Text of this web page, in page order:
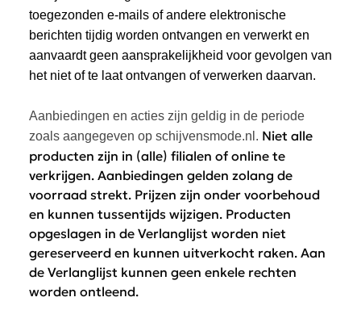
toegezonden e-mails of andere elektronische
berichten tijdig worden ontvangen en verwerkt en
aanvaardt geen aansprakelijkheid voor gevolgen van
het niet of te laat ontvangen of verwerken daarvan.
Aanbiedingen en acties zijn geldig in de periode
zoals aangegeven op schijvensmode.nl. Niet alle
producten zijn in (alle) filialen of online te
verkrijgen. Aanbiedingen gelden zolang de
voorraad strekt. Prijzen zijn onder voorbehoud
en kunnen tussentijds wijzigen. Producten
opgeslagen in de Verlanglijst worden niet
gereserveerd en kunnen uitverkocht raken. Aan
de Verlanglijst kunnen geen enkele rechten
worden ontleend.